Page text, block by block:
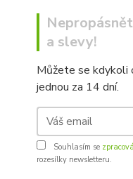
a slevy!
Můžete se kdykoli
jednou za 14 dní.
Souhlasím se
rozesílky newsletteru.